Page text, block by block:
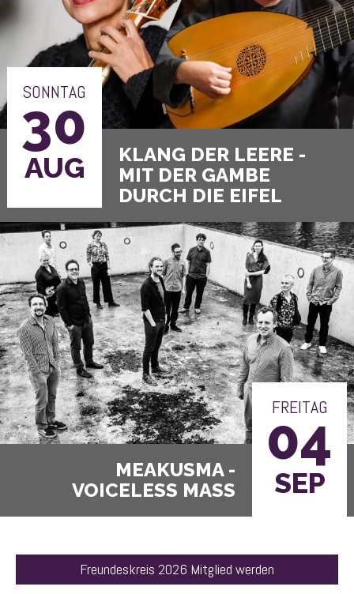
DURCH DIE EIFEL
SONNTAG
30
AUG
VOICELESS MASS
FREITAG
04
SEP
Freundeskreis 2026 Mitglied werden